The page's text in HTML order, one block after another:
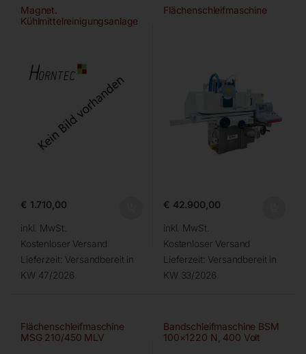
Magnet.
Kühlmittelreinigungsanlage
€ 1.710,00
inkl. MwSt.
Kostenloser Versand
Lieferzeit: Versandbereit in
KW 47/2026
Flächenschleifmaschine
€ 42.900,00
inkl. MwSt.
Kostenloser Versand
Lieferzeit: Versandbereit in
KW 33/2026
Flächenschleifmaschine
MSG 210/450 MLV
Bandschleifmaschine BSM
100×1220 N, 400 Volt